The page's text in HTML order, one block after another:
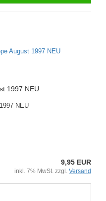
1997 NEU
NEU
9,95 EUR
inkl. 7% MwSt. zzgl. Versand